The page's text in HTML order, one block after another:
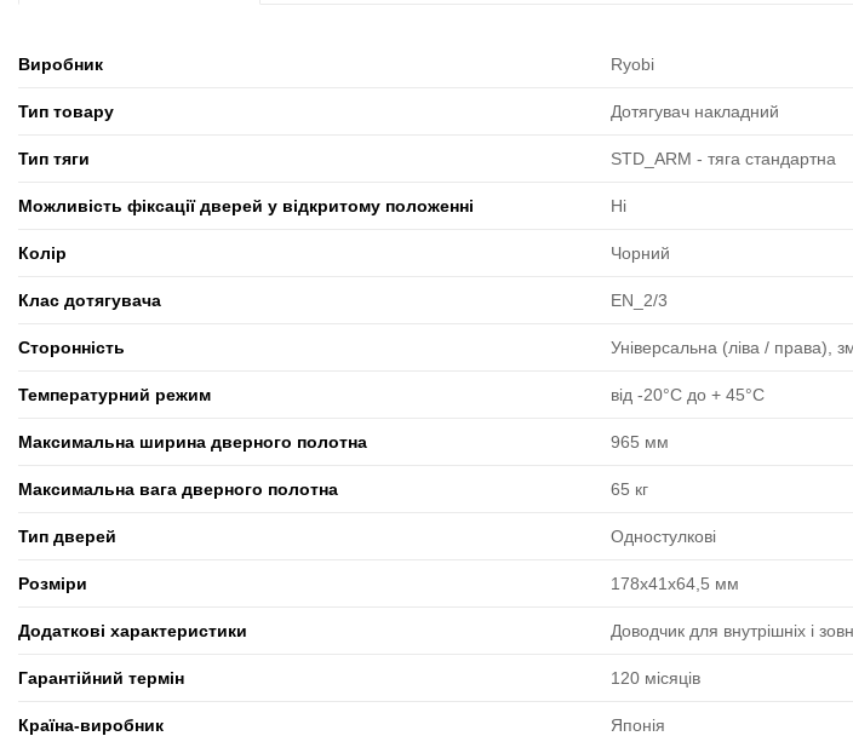
Виробник Ryobi
Тип товару Дотягувач накладний
Тип тяги STD_ARM - тяга стандартна
Можливість фіксації дверей у відкритому положенні Ні
Колір Чорний
Клас дотягувача EN_2/3
Сторонність Універсальна (ліва / права),
Температурний режим від -20°C до + 45°C
Максимальна ширина дверного полотна 965 мм
Максимальна вага дверного полотна 65 кг
Тип дверей Одностулкові
Розміри 178х41х64,5 мм
Додаткові характеристики Доводчик для внутрішніх і
Гарантійний термін 120 місяців
Країна-виробник Японія